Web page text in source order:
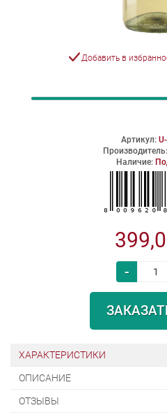
Добавить в
Артикул:
Производитель:
Наличие:
-
ХАРАКТЕРИСТИКИ
ОПИСАНИЕ
ОТЗЫВЫ